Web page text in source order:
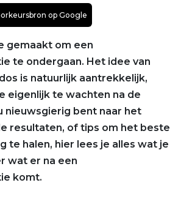
op Google
gemaakt om een
te ondergaan. Het idee van
is natuurlijk aantrekkelijk,
eigenlijk te wachten na de
nieuwsgierig bent naar het
resultaten, of tips om het beste
te halen, hier lees je alles wat je
wat er na een
komt.